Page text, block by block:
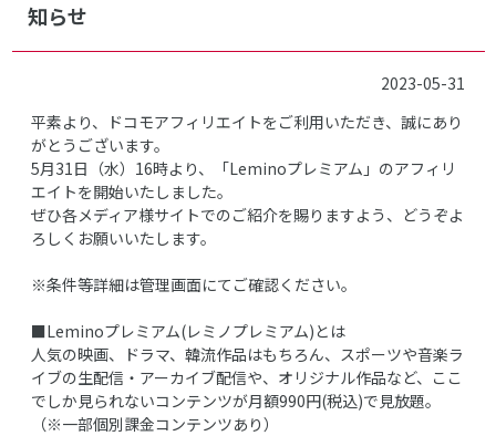
知らせ
2023-05-31
平素より、ドコモアフィリエイトをご利用いただき、誠にあり
がとうございます。
5月31日（水）16時より、「Leminoプレミアム」のアフィリ
エイトを開始いたしました。
ぜひ各メディア様サイトでのご紹介を賜りますよう、どうぞよ
ろしくお願いいたします。
※条件等詳細は管理画面にてご確認ください。
■Leminoプレミアム(レミノプレミアム)とは
人気の映画、ドラマ、韓流作品はもちろん、スポーツや音楽ラ
イブの生配信・アーカイブ配信や、オリジナル作品など、ここ
でしか見られないコンテンツが月額990円(税込)で見放題。
（※一部個別課金コンテンツあり）